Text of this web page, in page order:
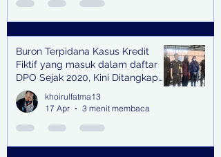
Buron Terpidana Kasus Kredit
Fiktif yang masuk dalam daftar
DPO Sejak 2020, Kini Ditangkap
Kejari Surabaya
khoirulfatma13
17 Apr
3 menit membaca